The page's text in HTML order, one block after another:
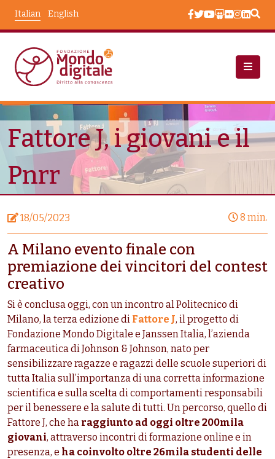
English
Italian
Notizie Fattore J, I Giovani E Il Pnrr
Fattore J, i giovani e il
Pnrr
18/05/2023 8 min.
A Milano evento finale con
premiazione dei vincitori del contest
creativo
Si è conclusa oggi, con un incontro al Politecnico di
Milano, la terza edizione di Fattore J, il progetto di
Fondazione Mondo Digitale e Janssen Italia, l’azienda
farmaceutica di Johnson & Johnson, nato per
sensibilizzare ragazze e ragazzi delle scuole superiori di
tutta Italia sull’importanza di una corretta informazione
scientifica e sulla scelta di comportamenti responsabili
per il benessere e la salute di tutti. Un percorso, quello di
Fattore J, che ha raggiunto ad oggi oltre 200mila
giovani, attraverso incontri di formazione online e in
presenza, e ha coinvolto oltre 26mila studenti delle